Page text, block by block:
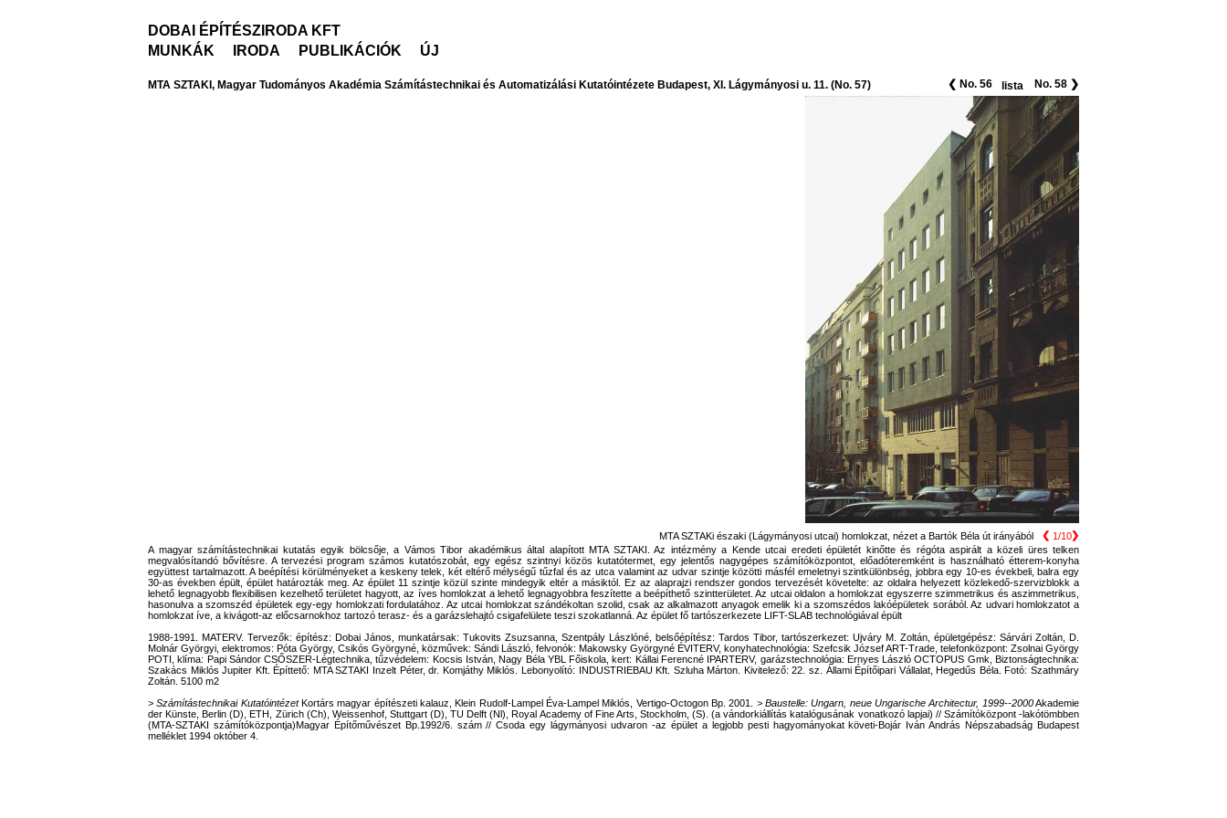
DOBAI ÉPÍTÉSZIRODA KFT
MUNKÁK
IRODA PUBLIKÁCIÓK ÚJ
MTA SZTAKI, Magyar Tudományos Akadémia Számítástechnikai és Automatizálási Kutatóintézete Budapest, XI. Lágymányosi u. 11. (No. 57) ❮ No. 56 lista No. 58 ❯
1/10
MTA SZTAKi északi (Lágymányosi utcai) homlokzat, nézet a Bartók Béla út irányából ❮
❯
A magyar számítástechnikai kutatás egyik bölcsője, a Vámos Tibor akadémikus által alapított MTA SZTAKI. Az intézmény a Kende utcai eredeti épületét kinőtte és régóta aspirált a közeli üres telken
megvalósítandó bővítésre. A tervezési program számos kutatószobát, egy egész szintnyi közös kutatótermet, egy jelentős nagygépes számítóközpontot, előadóteremként is használható étterem-konyha
együttest tartalmazott. A beépítési körülményeket a keskeny telek, két eltérő mélységű tűzfal és az utca valamint az udvar szintje közötti másfél emeletnyi szintkülönbség, jobbra egy 10-es évekbeli, balra egy
30-as években épült, épület határozták meg. Az épület 11 szintje közül szinte mindegyik eltér a másiktól. Ez az alaprajzi rendszer gondos tervezését követelte: az oldalra helyezett közlekedő-szervizblokk a
lehető legnagyobb flexibilisen kezelhető területet hagyott, az íves homlokzat a lehető legnagyobbra feszítette a beépíthető szintterületet. Az utcai oldalon a homlokzat egyszerre szimmetrikus és aszimmetrikus,
hasonulva a szomszéd épületek egy-egy homlokzati fordulatához. Az utcai homlokzat szándékoltan szolid, csak az alkalmazott anyagok emelik ki a szomszédos lakóépületek sorából. Az udvari homlokzatot a
homlokzat íve, a kivágott-az előcsarnokhoz tartozó terasz- és a garázslehajtó csigafelülete teszi szokatlanná. Az épület fő tartószerkezete LIFT-SLAB technológiával épült
1988-1991. MATERV. Tervezők: építész: Dobai János, munkatársak: Tukovits Zsuzsanna, Szentpály Lászlóné, belsőépítész: Tardos Tibor, tartószerkezet: Ujváry M. Zoltán, épületgépész: Sárvári Zoltán, D.
Molnár Györgyi, elektromos: Póta György, Csikós Györgyné, közművek: Sándi László, felvonók: Makowsky Györgyné ÉVITERV, konyhatechnológia: Szefcsik József ART-Trade, telefonközpont: Zsolnai György
POTI, klíma: Papi Sándor CSŐSZER-Légtechnika, tűzvédelem: Kocsis István, Nagy Béla YBL Főiskola, kert: Kállai Ferencné IPARTERV, garázstechnológia: Ernyes László OCTOPUS Gmk, Biztonságtechnika:
Szakács Miklós Jupiter Kft. Építtető: MTA SZTAKI Inzelt Péter, dr. Komjáthy Miklós. Lebonyolító: INDUSTRIEBAU Kft. Szluha Márton. Kivitelező: 22. sz. Állami Építőipari Vállalat, Hegedűs Béla. Fotó: Szathmáry
Zoltán. 5100 m2
> Számítástechnikai KutatóintézetKortárs magyar építészeti kalauz, Klein Rudolf-Lampel Éva-Lampel Miklós, Vertigo-Octogon Bp. 2001. > Baustelle: Ungarn, neue Ungarische Architectur, 1999--2000Akademie
der Künste, Berlin (D), ETH, Zürich (Ch), Weissenhof, Stuttgart (D), TU Delft (Nl), Royal Academy of Fine Arts, Stockholm, (S). (a vándorkiállítás katalógusának vonatkozó lapjai) // Számítóközpont -lakótömbben
(MTA-SZTAKI számítóközpontja)Magyar Építőművészet Bp.1992/6. szám // Csoda egy lágymányosi udvaron -az épület a legjobb pesti hagyományokat követi-Bojár Iván András Népszabadság Budapest
melléklet 1994 október 4.